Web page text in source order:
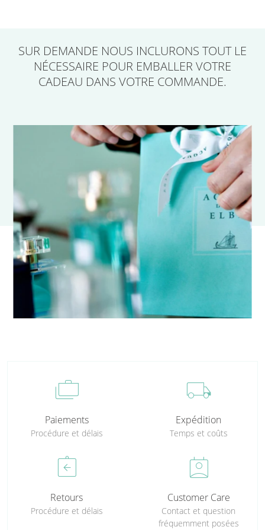
SUR DEMANDE NOUS INCLURONS TOUT LE
NÉCESSAIRE POUR EMBALLER VOTRE
CADEAU DANS VOTRE COMMANDE.
cases
Paiements
Procédure et délais
local_shipping
Expédition
Temps et coûts
assignment_return
Retours
Procédure et délais
perm_contact_calendar
Customer Care
Contact et question
fréquemment posées